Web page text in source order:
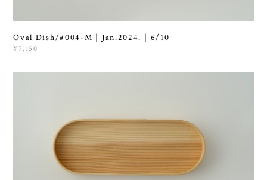
Oval Dish/#004-M｜Jan.2024.｜6/10
¥7,150